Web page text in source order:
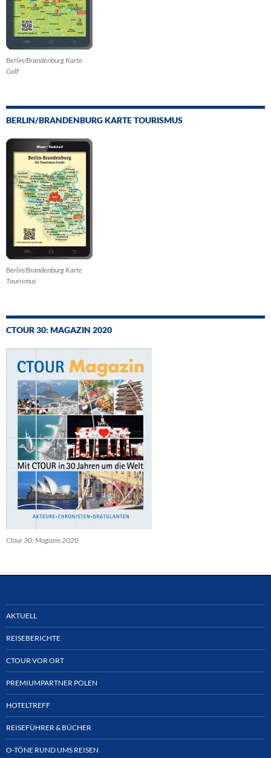
Berlin/Brandenburg Karte
Golf
BERLIN/BRANDENBURG KARTE TOURISMUS
Berlin/Brandenburg Karte
Tourismus
CTOUR 30: MAGAZIN 2020
Ctour 30: Magazin 2020
AKTUELL
REISEBERICHTE
CTOUR VOR ORT
PREMIUMPARTNER POLEN
HOTELTREFF
REISEFÜHRER & BÜCHER
O-TÖNE RUND UMS REISEN